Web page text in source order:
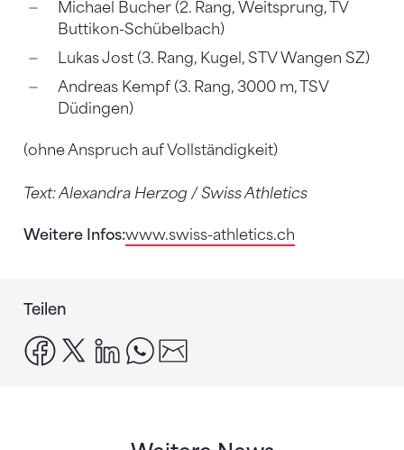
Michael Bucher (2. Rang, Weitsprung, TV
Buttikon-Schübelbach)
Lukas Jost (3. Rang, Kugel, STV Wangen SZ)
Andreas Kempf (3. Rang, 3000 m, TSV
Düdingen)
(ohne Anspruch auf Vollständigkeit)
Text: Alexandra Herzog / Swiss Athletics
Weitere Infos:www.swiss-athletics.ch
Teilen
facebook
x linkedinwhatsapp